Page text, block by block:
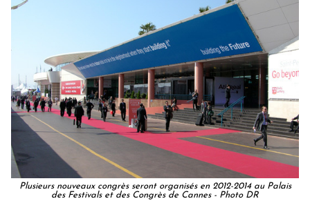
Plusieurs nouveaux congrès seront organisés en 2012-2014 au Palais
des Festivals et des Congrès de Cannes - Photo DR